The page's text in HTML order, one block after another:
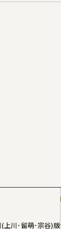
上川･留萌･宗谷)版